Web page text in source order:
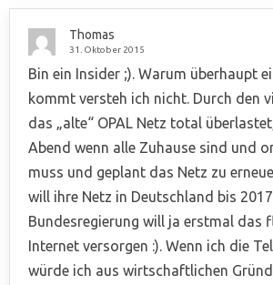
Thomas
31. Oktober 2015
Bin ein Insider ;). Warum überhaupt
kommt versteh ich nicht. Durch den
das „alte“ OPAL Netz total
Abend wenn alle Zuhause sind und
muss und geplant das Netz zu
will ihre Netz in Deutschland bis
Bundesregierung will ja erstmal das
Internet versorgen :). Wenn ich die
würde ich aus wirtschaftlichen